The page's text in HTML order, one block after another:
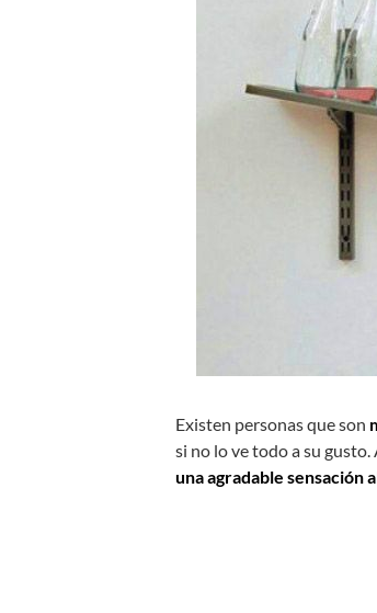
Existen personas que son
si no lo ve todo a su
una agradable sensación